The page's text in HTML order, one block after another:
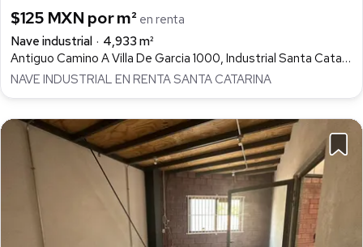
$125 MXN por m² en renta
Nave industrial
4,933 m²
Antiguo Camino A Villa De Garcia 1000, Industrial Santa Catarina, Santa Catarina
NAVE INDUSTRIAL EN RENTA SANTA CATARINA